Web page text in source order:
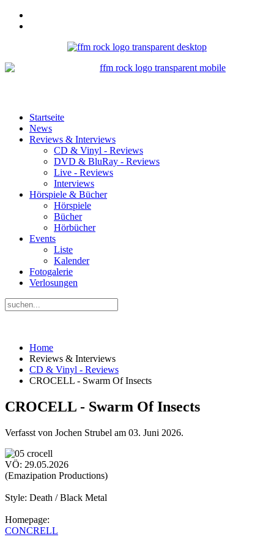
Startseite
News
Reviews & Interviews
CD & Vinyl - Reviews
DVD & BluRay - Reviews
Live - Reviews
Interviews
Hörspiele & Bücher
Hörspiele
Bücher
Hörbücher
Events
Liste
Kalender
Fotogalerie
Verlosungen
Home
Reviews & Interviews
CD & Vinyl - Reviews
CROCELL - Swarm Of Insects
CROCELL - Swarm Of Insects
Verfasst von Jochen Strubel am 03. Juni 2026.
VÖ: 29.05.2026
(Emazipation Productions)
Style: Death / Black Metal
Homepage:
CONCRELL